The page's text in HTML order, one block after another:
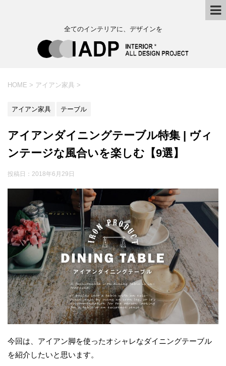
全てのインテリアに、デザインを
HOME > アイアン家具 >
アイアン家具 テーブル
アイアンダイニングテーブル特集 | ヴィ
ンテージな風合いを楽しむ【9選】
投稿日： 2018年6月29日
今回は、アイアン脚を使ったオシャレなダイニングテーブル
を紹介したいと思います。